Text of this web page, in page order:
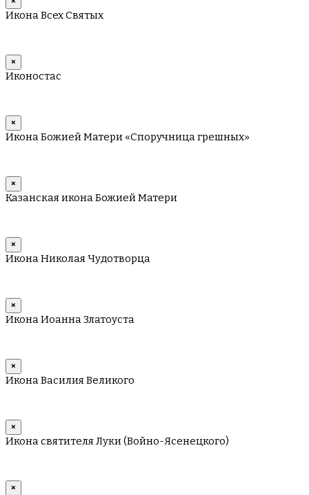
Икона Всех Святых
×
Иконостас
×
Икона Божией Матери «Споручница грешных»
×
Казанская икона Божией Матери
×
Икона Николая Чудотворца
×
Икона Иоанна Златоуста
×
Икона Василия Великого
×
Икона святителя Луки (Войно-Ясенецкого)
×